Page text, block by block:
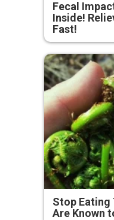
Fecal
Inside!
Fast!
Stop Eating
Are Known